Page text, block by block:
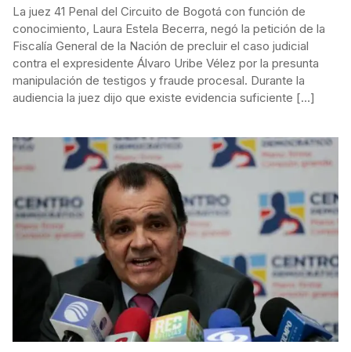
La juez 41 Penal del Circuito de Bogotá con función de
conocimiento, Laura Estela Becerra, negó la petición de la
Fiscalía General de la Nación de precluir el caso judicial
contra el expresidente Álvaro Uribe Vélez por la presunta
manipulación de testigos y fraude procesal. Durante la
audiencia la juez dijo que existe evidencia suficiente […]